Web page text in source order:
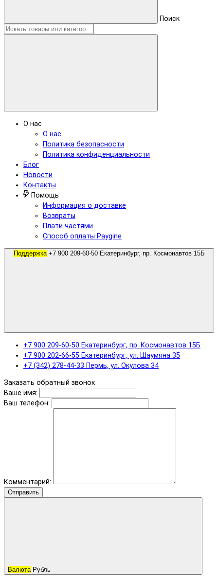
Поиск
О нас
О нас
Политика безопасности
Политика конфиденциальности
Блог
Новости
Контакты
Помощь
Информация о доставке
Возвраты
Плати частями
Способ оплаты Paygine
Поддержка
+7 900 209-60-50 Екатеринбург, пр. Космонавтов 15Б
+7 900 202-66-55 Екатеринбург, ул. Шаумяна 35
+7 (342) 278-44-33 Пермь, ул. Окулова 34
Заказать обратный звонок
Ваше имя:
Ваш телефон:
Комментарий:
Отправить
Валюта Рубль